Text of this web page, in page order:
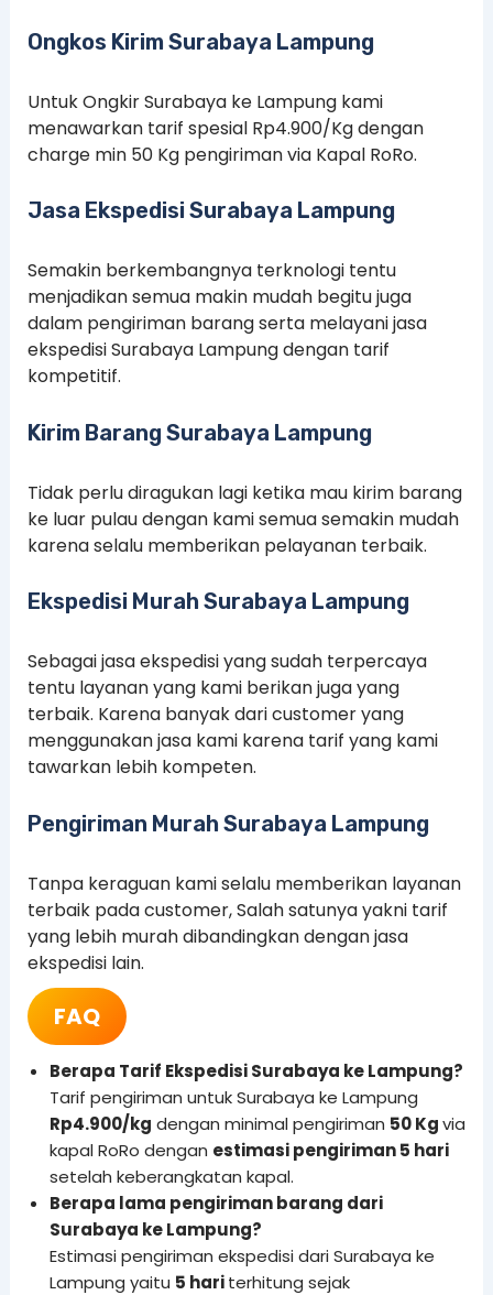
Ongkos Kirim Surabaya Lampung
Untuk Ongkir Surabaya ke Lampung kami
menawarkan tarif spesial Rp4.900/Kg dengan
charge min 50 Kg pengiriman via Kapal RoRo.
Jasa Ekspedisi Surabaya Lampung
Semakin berkembangnya terknologi tentu
menjadikan semua makin mudah begitu juga
dalam pengiriman barang serta melayani jasa
ekspedisi Surabaya Lampung dengan tarif
kompetitif.
Kirim Barang Surabaya Lampung
Tidak perlu diragukan lagi ketika mau kirim barang
ke luar pulau dengan kami semua semakin mudah
karena selalu memberikan pelayanan terbaik.
Ekspedisi Murah Surabaya Lampung
Sebagai jasa ekspedisi yang sudah terpercaya
tentu layanan yang kami berikan juga yang
terbaik. Karena banyak dari customer yang
menggunakan jasa kami karena tarif yang kami
tawarkan lebih kompeten.
Pengiriman Murah Surabaya Lampung
Tanpa keraguan kami selalu memberikan layanan
terbaik pada customer, Salah satunya yakni tarif
yang lebih murah dibandingkan dengan jasa
ekspedisi lain.
FAQ
Berapa Tarif Ekspedisi Surabaya ke Lampung?
Tarif pengiriman untuk Surabaya ke Lampung
Rp4.900/kg dengan minimal pengiriman 50 Kgvia
kapal RoRo dengan estimasi pengiriman 5 hari
setelah keberangkatan kapal.
Berapa lama pengiriman barang dari
Surabaya ke Lampung?
Estimasi pengiriman ekspedisi dari Surabaya ke
Lampung yaitu 5 hariterhitung sejak